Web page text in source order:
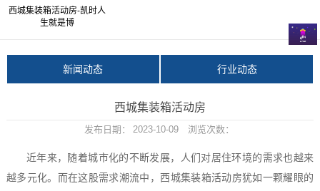
西城集装箱活动房-凯时人
生就是博
新闻动态 行业动态
西城集装箱活动房
发布日期： 2023-10-09 浏览次数：
近年来，随着城市化的不断发展，人们对居住环境的需求也越来
越多元化。而在这股需求潮流中，西城集装箱活动房犹如一颗耀眼的